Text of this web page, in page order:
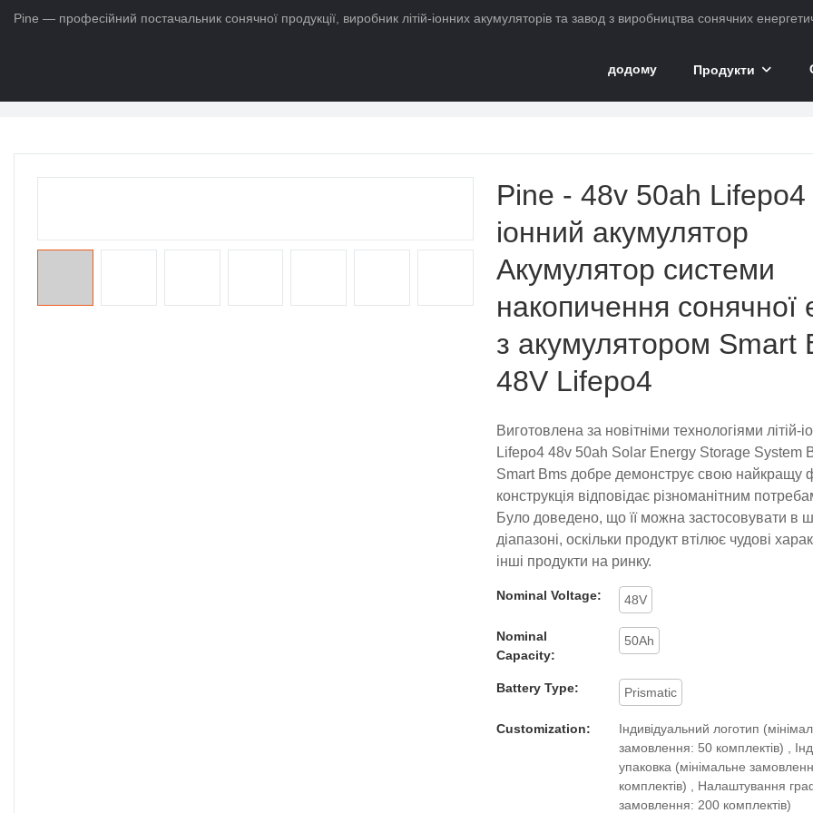
Pine — професійний постачальник сонячної продукції, виробник літій-іонних акумуляторів та завод з виробництва сонячних
додому Продукти
Pine - 48v 50ah Lifepo4
іонний акумулятор
Акумулятор системи
накопичення сонячної
з акумулятором Smart
48V Lifepo4
Виготовлена ​​за новітніми технологіями літій-
Lifepo4 48v 50ah Solar Energy Storage System
Smart Bms добре демонструє свою найкращу
конструкція відповідає різноманітним
Було доведено, що її можна застосовувати в
діапазоні, оскільки продукт втілює чудові
інші продукти на ринку.
Nominal Voltage: 48V
Nominal
Capacity:
50Ah
Battery Type: Prismatic
Customization:
Індивідуальний логотип
замовлення: 50 комплектів) ,
упаковка (мінімальне
комплектів) , Налаштування
замовлення: 200 комплектів)